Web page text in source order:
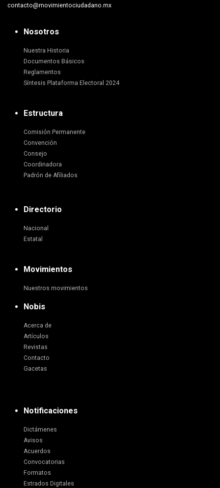
contacto@movimientociudadano.mx
Nosotros
Nuestra Historia
Documentos Básicos
Reglamentos
Síntesis Plataforma Electoral 2024
Estructura
Comisión Permanente
Convención
Consejo
Coordinadora
Padrón de Afiliados
Directorio
Nacional
Estatal
Movimientos
Nuestros movimientos
Nobis
Acerca de
Artículos
Revistas
Contacto
Gacetas
Notificaciones
Dictámenes
Avisos
Acuerdos
Convocatorias
Formatos
Estrados Digitales